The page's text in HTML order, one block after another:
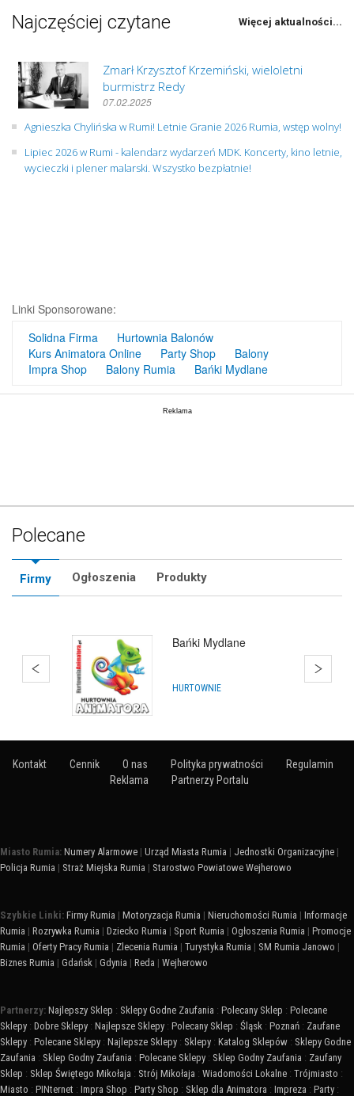
Najczęściej czytane Więcej aktualności...
Zmarł Krzysztof Krzemiński, wieloletni
burmistrz Redy
07.02.2025
Agnieszka Chylińska w Rumi! Letnie Granie 2026 Rumia, wstęp wolny!
Lipiec 2026 w Rumi - kalendarz wydarzeń MDK. Koncerty, kino letnie,
wycieczki i plener malarski. Wszystko bezpłatnie!
Linki Sponsorowane:
Solidna Firma
Hurtownia Balonów
Kurs Animatora Online
Party Shop
Balony
Impra Shop
Balony Rumia Bańki Mydlane
Polecane
Firmy Ogłoszenia Produkty
Bańki Mydlane
HURTOWNIE
Kontakt Cennik O nas Polityka prywatności
Regulamin
Reklama
Partnerzy Portalu
Miasto Rumia: Numery Alarmowe | Urząd Miasta Rumia | Jednostki Organizacyjne |
Policja Rumia | Straż Miejska Rumia | Starostwo Powiatowe Wejherowo
Szybkie Linki: Firmy Rumia | Motoryzacja Rumia | Nieruchomości Rumia | Informacje
Rumia | Rozrywka Rumia | Dziecko Rumia | Sport Rumia | Ogłoszenia Rumia | Promocje
Rumia | Oferty Pracy Rumia | Zlecenia Rumia | Turystyka Rumia | SM Rumia Janowo |
Biznes Rumia | Gdańsk | Gdynia | Reda | Wejherowo
Partnerzy: Najlepszy Sklep : Sklepy Godne Zaufania : Polecany Sklep : Polecane
Sklepy : Dobre Sklepy : Najlepsze Sklepy : Polecany Sklep : Śląsk : Poznań : Zaufane
Sklepy : Polecane Sklepy : Najlepsze Sklepy : Sklepy : Katalog Sklepów : Sklepy Godne
Zaufania : Sklep Godny Zaufania : Polecane Sklepy : Sklep Godny Zaufania : Zaufany
Sklep : Sklep Świętego Mikołaja : Strój Mikołaja : Wiadomości Lokalne : Trójmiasto :
Miasto : PINternet : Impra Shop : Party Shop : Sklep dla Animatora : Impreza : Party :